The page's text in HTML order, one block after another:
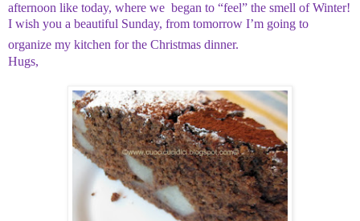
afternoon like today, where we began to “feel” the smell of Winter!
I wish you a beautiful Sunday, from tomorrow I’m going to
organize my kitchen for the Christmas dinner.
Hugs,